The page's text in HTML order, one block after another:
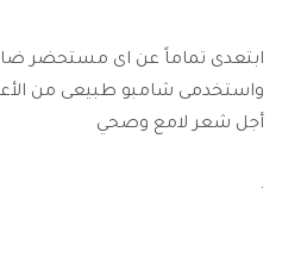
ابتعدى تماماً عن اى مستحضر
واستخدمى شامبو طبيعى من
أجل شعر لامع وصحي
.